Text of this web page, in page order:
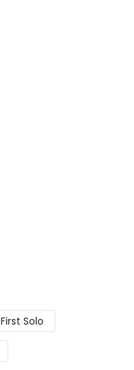
Solo